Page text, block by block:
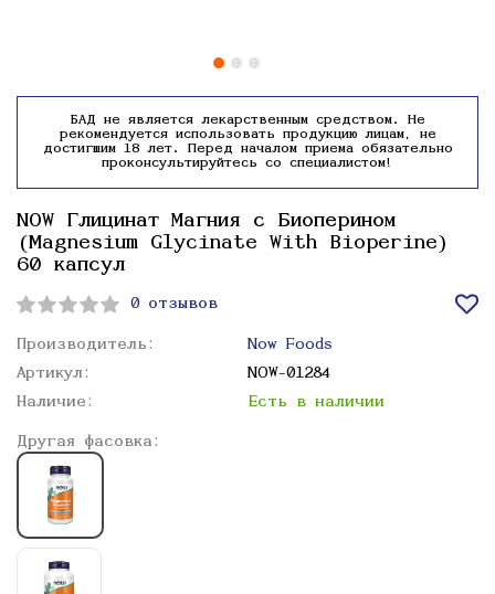
БАД не является лекарственным средством. Не
рекомендуется использовать продукцию лицам, не
достигшим 18 лет. Перед началом приема обязательно
проконсультируйтесь со специалистом!
NOW Глицинат Магния с Биоперином
(Magnesium Glycinate With Bioperine)
60 капсул
0 отзывов
Производитель:
Now Foods
Артикул:
NOW-01284
Наличие:
Есть в наличии
Другая фасовка: